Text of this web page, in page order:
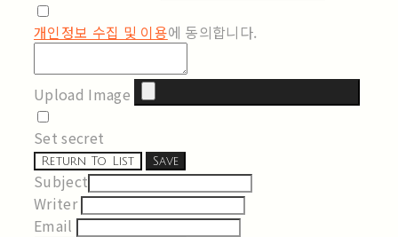
개인정보 수집 및 이용에 동의합니다.
Upload Image
Set secret
Return To List Save
Subject
Writer
Email